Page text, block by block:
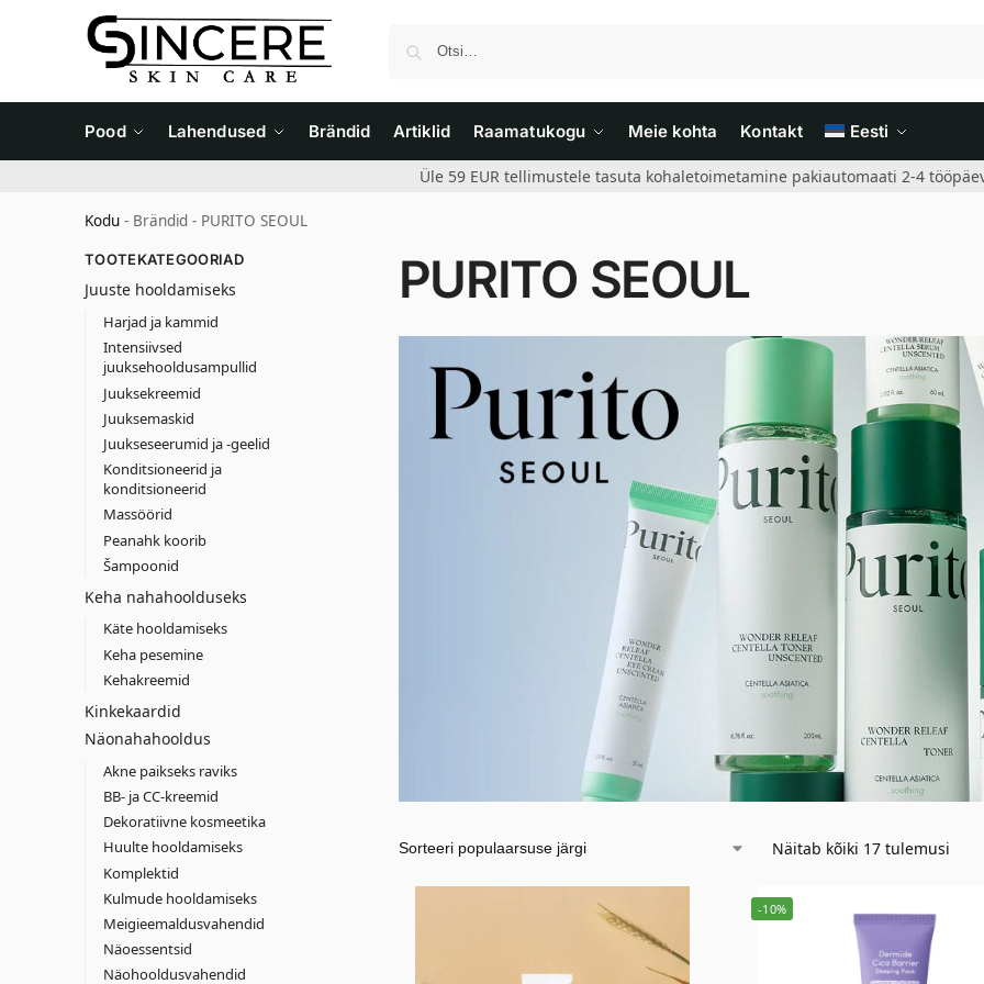
Pood Lahendused Brändid Artiklid Raamatukogu Meie kohta Kontakt Eesti
Üle 59 EUR tellimustele tasuta kohaletoimetamine pakiautomaati 2-4
Kodu - Brändid - PURITO SEOUL
PURITO SEOUL
Näitab kõiki 17 tulemusi
-10%
TOOTEKATEGOORIAD
Juuste hooldamiseks
Harjad ja kammid
Intensiivsed
juuksehooldusampullid
Juuksekreemid
Juuksemaskid
Juukseseerumid ja -geelid
Konditsioneerid ja
konditsioneerid
Massöörid
Peanahk koorib
Šampoonid
Keha nahahoolduseks
Käte hooldamiseks
Keha pesemine
Kehakreemid
Kinkekaardid
Näonahahooldus
Akne paikseks raviks
BB- ja CC-kreemid
Dekoratiivne kosmeetika
Huulte hooldamiseks
Komplektid
Kulmude hooldamiseks
Meigieemaldusvahendid
Näoessentsid
Näohooldusvahendid